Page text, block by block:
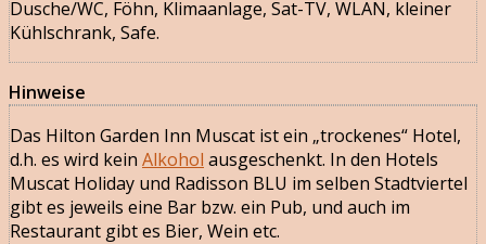
Dusche/WC, Föhn, Klimaanlage, Sat-TV, WLAN, kleiner
Kühlschrank, Safe.
Hinweise
Das Hilton Garden Inn Muscat ist ein „trockenes“ Hotel,
d.h. es wird kein Alkohol ausgeschenkt. In den Hotels
Muscat Holiday und Radisson BLU im selben Stadtviertel
gibt es jeweils eine Bar bzw. ein Pub, und auch im
Restaurant gibt es Bier, Wein etc.